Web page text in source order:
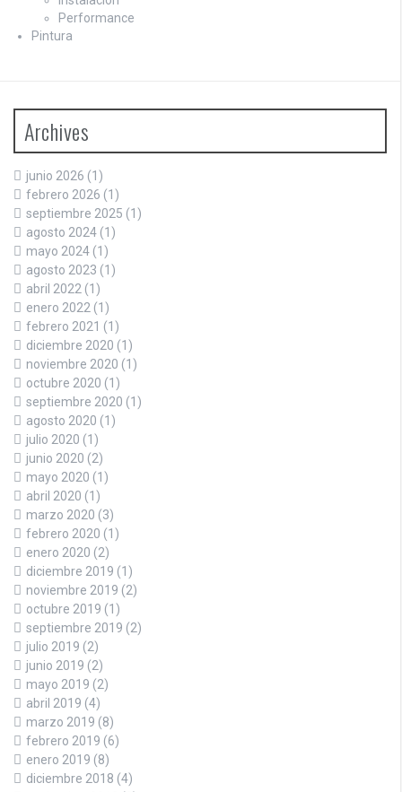
Performance
Pintura
Archives
junio 2026 (1)
febrero 2026 (1)
septiembre 2025 (1)
agosto 2024 (1)
mayo 2024 (1)
agosto 2023 (1)
abril 2022 (1)
enero 2022 (1)
febrero 2021 (1)
diciembre 2020 (1)
noviembre 2020 (1)
octubre 2020 (1)
septiembre 2020 (1)
agosto 2020 (1)
julio 2020 (1)
junio 2020 (2)
mayo 2020 (1)
abril 2020 (1)
marzo 2020 (3)
febrero 2020 (1)
enero 2020 (2)
diciembre 2019 (1)
noviembre 2019 (2)
octubre 2019 (1)
septiembre 2019 (2)
julio 2019 (2)
junio 2019 (2)
mayo 2019 (2)
abril 2019 (4)
marzo 2019 (8)
febrero 2019 (6)
enero 2019 (8)
diciembre 2018 (4)